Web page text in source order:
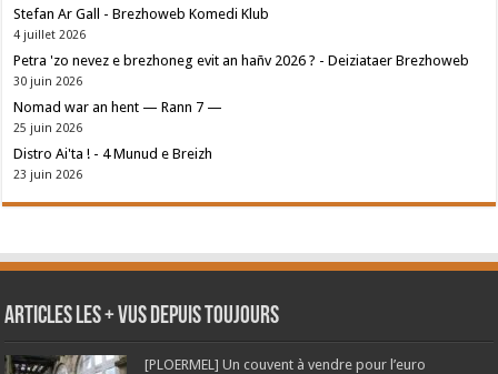
Stefan Ar Gall - Brezhoweb Komedi Klub
4 juillet 2026
Petra 'zo nevez e brezhoneg evit an hañv 2026 ? - Deiziataer Brezhoweb
30 juin 2026
Nomad war an hent — Rann 7 —
25 juin 2026
Distro Ai'ta ! - 4 Munud e Breizh
23 juin 2026
Articles les + vus depuis toujours
[PLOERMEL] Un couvent à vendre pour l’euro